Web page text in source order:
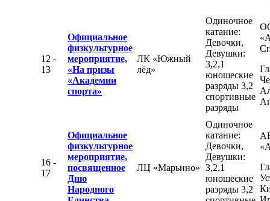
12 -
13
Официальное
физкультурное
мероприятие,
«На призы
«Академии
спорта»
ЛК «Южный
лёд»
Одиночное
катание:
Девочки,
Девушки:
3,2,1
юношеские
разряды 3,2
спортивные
разряды
16 -
17
Официальное
физкультурное
мероприятие,
посвященное
Дню
Народного
ЛЦ «Марьино»
Одиночное
катание:
Девочки,
Девушки:
3,2,1
юношеские
разряды 3,2